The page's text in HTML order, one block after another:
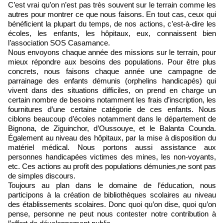
C’est vrai qu’on n’est pas très souvent sur le terrain comme les
autres pour montrer ce que nous faisons. En tout cas, ceux qui
bénéficient la plupart du temps, de nos actions, c’est-à-dire les
écoles, les enfants, les hôpitaux, eux, connaissent bien
l’association SOS Casamance.
Nous envoyons chaque année des missions sur le terrain, pour
mieux répondre aux besoins des populations. Pour être plus
concrets, nous faisons chaque année une campagne de
parrainage des enfants démunis (orphelins handicapés) qui
vivent dans des situations difficiles, on prend en charge un
certain nombre de besoins notamment les frais d’inscription, les
fournitures d’une certaine catégorie de ces enfants. Nous
ciblons beaucoup d’écoles notamment dans le département de
Bignona, de Ziguinchor, d’Oussouye, et le Balanta Counda.
Également au niveau des hôpitaux, par la mise à disposition du
matériel médical. Nous portons aussi assistance aux
personnes handicapées victimes des mines, les non-voyants,
etc. Ces actions au profit des populations démunies,ne sont pas
de simples discours.
Toujours au plan dans le domaine de l’éducation, nous
participons à la création de bibliothèques scolaires au niveau
des établissements scolaires. Donc quoi qu’on dise, quoi qu’on
pense, personne ne peut nous contester notre contribution à